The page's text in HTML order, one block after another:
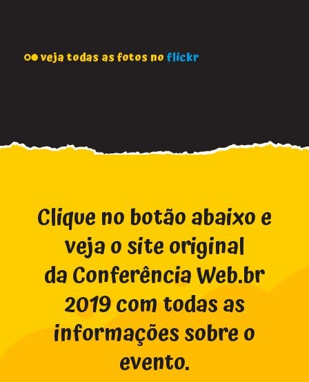
veja todas as fotos noflickr
Clique no botão abaixo e
veja o site original
da Conferência Web.br
2019 com todas as
informações sobre o
evento.